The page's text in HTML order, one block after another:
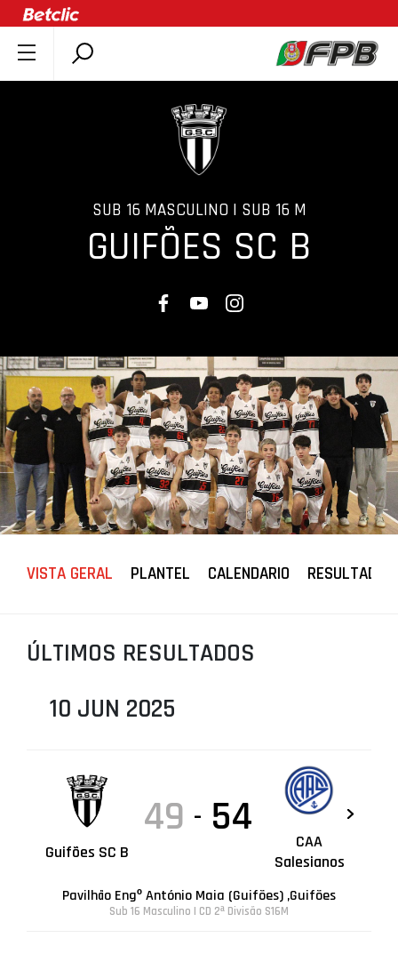
SOBRE A FPB
ASSOCIAÇÕES
CLUBES
MINIBASQUETE
ÁREA TÉCNICA
PROJETOS
LIGA BETCLIC MASCULINA
LIGA BETCLIC FEMININA
SUB 16 MASCULINO | SUB 16 M
GUIFÕES SC B
VISTA GERAL PLANTEL CALENDARIO RESULTADOS
ÚLTIMOS RESULTADOS
10 JUN 2025
Guifões SC B
49 - 54
CAA
Salesianos
Pavilhão Engº António Maia (Guifões) ,Guifões
Sub 16 Masculino | CD 2ª Divisão S16M